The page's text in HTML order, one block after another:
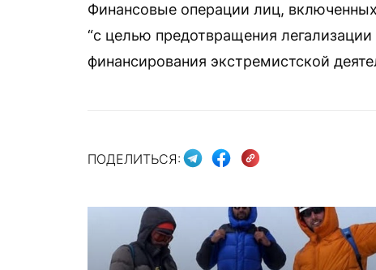
Финансовые операции лиц,
“с целью предотвращения
финансирования экстремистской
ПОДЕЛИТЬСЯ: